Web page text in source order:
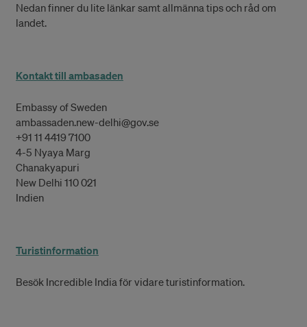
Nedan finner du lite länkar samt allmänna tips och råd om
landet.
Kontakt till ambasaden
Embassy of Sweden
ambassaden.new-delhi@gov.se
+91 11 4419 7100
4-5 Nyaya Marg
Chanakyapuri
New Delhi 110 021
Indien
Turistinformation
Besök Incredible India för vidare turistinformation.